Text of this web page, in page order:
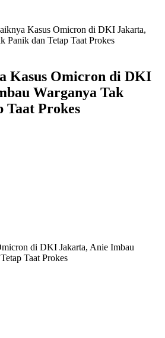
Kasus Omicron di DKI Jakarta,
Panik dan Tetap Taat Prokes
Kasus Omicron di DKI
Warganya Tak
Taat Prokes
di DKI Jakarta, Anie Imbau
Taat Prokes